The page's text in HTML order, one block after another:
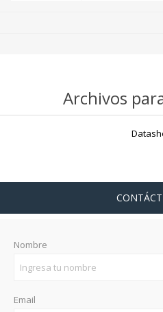
Archivos
Nombre
Email